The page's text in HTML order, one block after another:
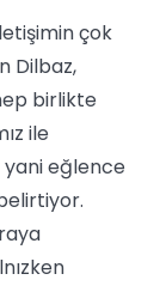
çok
Dilbaz,
birlikte
ile
eğlence